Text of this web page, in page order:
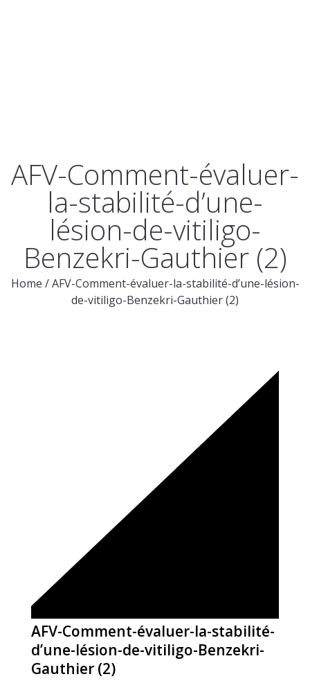
AFV-Comment-évaluer-
la-stabilité-d’une-
lésion-de-vitiligo-
Benzekri-Gauthier (2)
Home /AFV-Comment-évaluer-la-stabilité-d’une-lésion-
de-vitiligo-Benzekri-Gauthier (2)
AFV-Comment-évaluer-la-stabilité-
d’une-lésion-de-vitiligo-Benzekri-
Gauthier (2)